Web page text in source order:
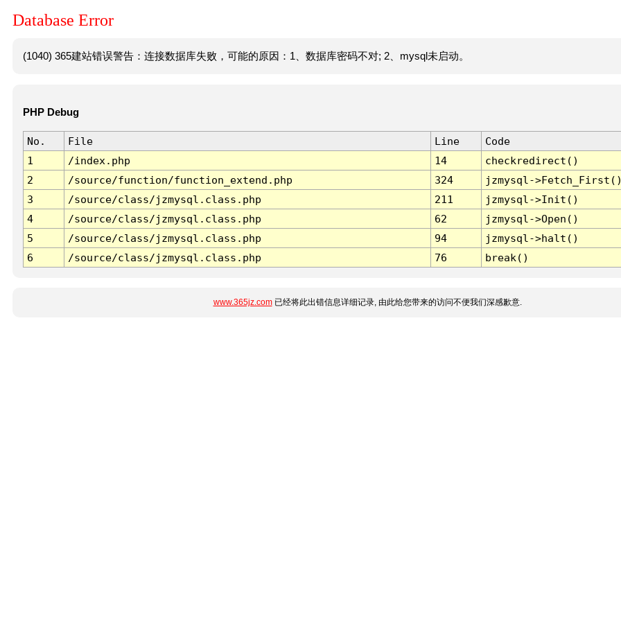
Database Error
(1040) 365建站错误警告：连接数据库失败，可能的原因：1、数据库密码不对; 2、mysql未启动。
PHP Debug
No. File Line
Code
1
/index.php 14
checkredirect()
2
/source/function/function_extend.php 324
jzmysql-
3
/source/class/jzmysql.class.php 211
jzmysql->Init()
4
/source/class/jzmysql.class.php 62
jzmysql->Open()
5
/source/class/jzmysql.class.php 94
jzmysql->halt()
6
/source/class/jzmysql.class.php 76 break()
www.365jz.com已经将此出错信息详细记录, 由此给您带来的访问不便我们深感歉意.